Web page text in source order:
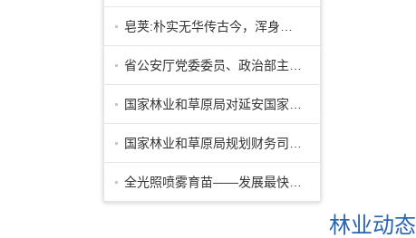
林业动态